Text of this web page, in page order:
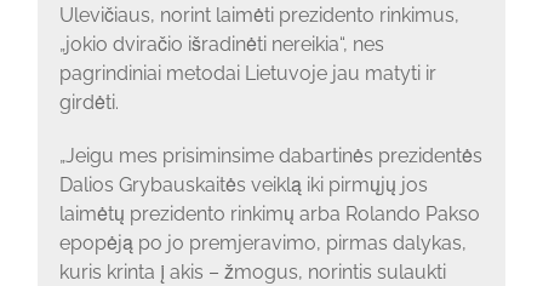
Ulevičiaus, norint laimėti prezidento rinkimus,
„jokio dviračio išradinėti nereikia“, nes
pagrindiniai metodai Lietuvoje jau matyti ir
girdėti.
„Jeigu mes prisiminsime dabartinės prezidentės
Dalios Grybauskaitės veiklą iki pirmųjų jos
laimėtų prezidento rinkimų arba Rolando Pakso
epopėją po jo premjeravimo, pirmas dalykas,
kuris krinta į akis – žmogus, norintis sulaukti